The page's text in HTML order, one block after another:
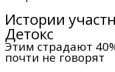
Истории
Детокс
Этим страдают
почти не говорят